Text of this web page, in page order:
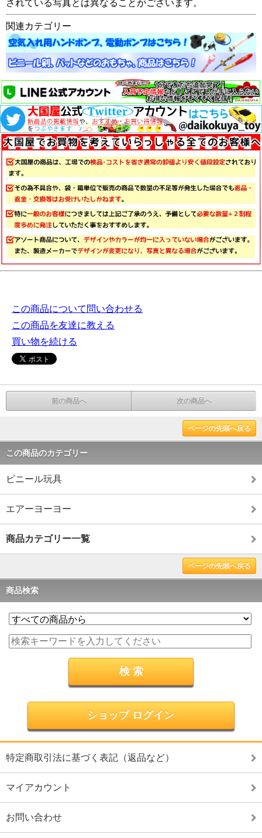
されている写真とは異なることがございます。
関連カテゴリー
この商品について問い合わせる
この商品を友達に教える
買い物を続ける
前の商品へ 次の商品へ
ページの先頭へ戻る
この商品のカテゴリー
ビニール玩具
エアーヨーヨー
商品カテゴリー一覧
ページの先頭へ戻る
商品検索
ショップ ログイン
特定商取引法に基づく表記（返品など）
マイアカウント
お問い合わせ